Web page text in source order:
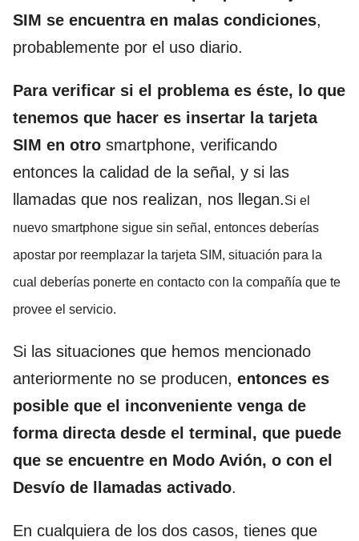
SIM se encuentra en malas condiciones,
probablemente por el uso diario.
Para verificar si el problema es éste, lo que
tenemos que hacer es insertar la tarjeta
SIM en otro smartphone, verificando
entonces la calidad de la señal, y si las
llamadas que nos realizan, nos llegan.Si el
nuevo smartphone sigue sin señal, entonces deberías
apostar por reemplazar la tarjeta SIM, situación para la
cual deberías ponerte en contacto con la compañía que te
provee el servicio.
Si las situaciones que hemos mencionado
anteriormente no se producen, entonces es
posible que el inconveniente venga de
forma directa desde el terminal, que puede
que se encuentre en Modo Avión, o con el
Desvío de llamadas activado.
En cualquiera de los dos casos, tienes que